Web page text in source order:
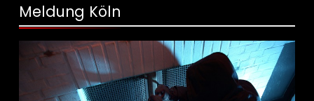
Meldung Köln